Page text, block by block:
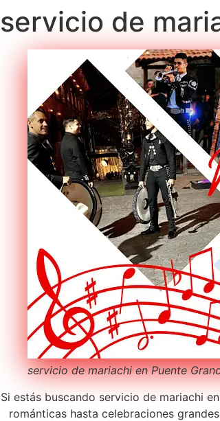
servicio de
servicio de mariachi en Puente
Si estás buscando servicio de mariachi
románticas hasta celebraciones